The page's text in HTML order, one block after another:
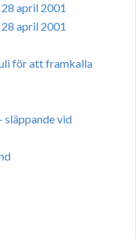
april 2001
april 2001
för att framkalla
vid